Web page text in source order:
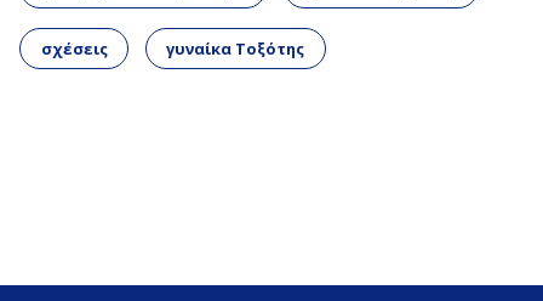
σχέσεις γυναίκα Τοξότης